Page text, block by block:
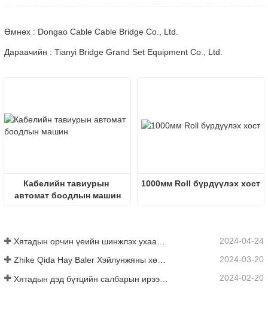
Өмнөх : Dongao Cable Cable Bridge Co., Ltd.
Дараачийн : Tianyi Bridge Grand Set Equipment Co., Ltd.
Кабелийн тавиурын
автомат боодлын машин
1000мм Roll бүрдүүлэх хост
2024-04-24
Zhike Qida Hay Baler Хэйлунжяны хөдөө аж ахуйн машин механизмын үзэсгэлэнд анх удаа гарчээ 2024-03-20
2024-02-20